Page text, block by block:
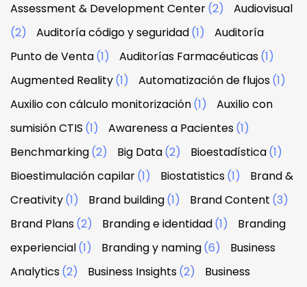
Assessment & Development Center(2)
Audiovisual
(2)
Auditoría código y seguridad(1)
Auditoría
Punto de Venta(1) Auditorías Farmacéuticas(1)
Augmented Reality(1) Automatización de flujos(1)
Auxilio con cálculo monitorización(1)
Auxilio con
sumisión CTIS (1) Awareness a Pacientes(1)
Benchmarking(2) Big Data(2) Bioestadística(1)
Bioestimulación capilar(1) Biostatistics(1)
Brand &
Creativity(1) Brand building(1) Brand Content (3)
Brand Plans(2) Branding e identidad(1)
Branding
experiencial(1) Branding y naming(6)
Business
Analytics(2) Business Insights(2)
Business